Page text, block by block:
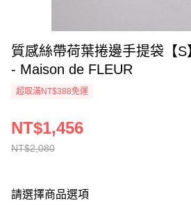
質感絲帶荷葉捲邊手提袋【
- Maison de FLEUR
超取滿NT$388免運
NT$2,080
NT$1,456
請選擇商品選項